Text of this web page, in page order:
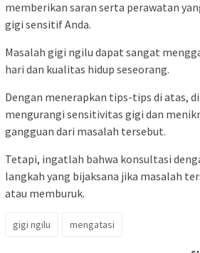
memberikan saran serta perawatan
gigi sensitif Anda.
Masalah gigi ngilu dapat sangat
hari dan kualitas hidup seseorang.
Dengan menerapkan tips-tips di atas,
mengurangi sensitivitas gigi dan
gangguan dari masalah tersebut.
Tetapi, ingatlah bahwa konsultasi
langkah yang bijaksana jika masalah
atau memburuk.
gigi ngilu mengatasi